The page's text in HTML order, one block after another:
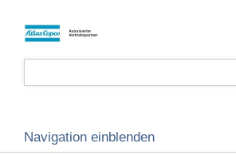
Navigation einblenden